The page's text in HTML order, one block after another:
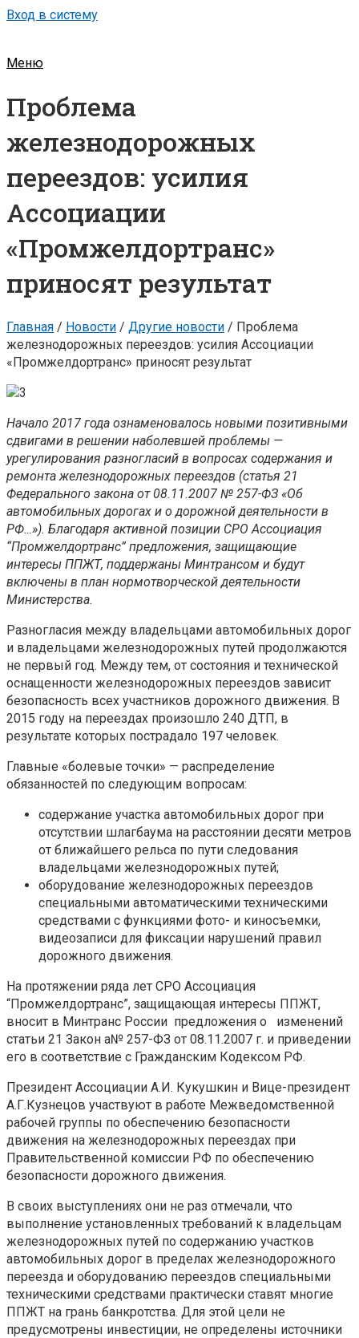
Вход в систему
Меню
Проблема
железнодорожных
переездов: усилия
Ассоциации
«Промжелдортранс»
приносят результат
Главная / Новости / Другие новости / Проблема
железнодорожных переездов: усилия Ассоциации
«Промжелдортранс» приносят результат
Начало 2017 года ознаменовалось новыми позитивными
сдвигами в решении наболевшей проблемы —
урегулирования разногласий в вопросах содержания и
ремонта железнодорожных переездов (статья 21
Федерального закона от 08.11.2007 № 257-ФЗ «Об
автомобильных дорогах и о дорожной деятельности в
РФ…»). Благодаря активной позиции СРО Ассоциация
“Промжелдортранс” предложения, защищающие
интересы ППЖТ, поддержаны Минтрансом и будут
включены в план нормотворческой деятельности
Министерства.
Разногласия между владельцами автомобильных дорог
и владельцами железнодорожных путей продолжаются
не первый год. Между тем, от состояния и технической
оснащенности железнодорожных переездов зависит
безопасность всех участников дорожного движения. В
2015 году на переездах произошло 240 ДТП, в
результате которых пострадало 197 человек.
Главные «болевые точки» — распределение
обязанностей по следующим вопросам:
содержание участка автомобильных дорог при
отсутствии шлагбаума на расстоянии десяти метров
от ближайшего рельса по пути следования
владельцами железнодорожных путей;
оборудование железнодорожных переездов
специальными автоматическими техническими
средствами с функциями фото- и киносъемки,
видеозаписи для фиксации нарушений правил
дорожного движения.
На протяжении ряда лет СРО Ассоциация
“Промжелдортранс”, защищающая интересы ППЖТ,
вносит в Минтранс России предложения о изменений
статьи 21 Закон а№ 257-ФЗ от 08.11.2007 г. и приведении
его в соответствие с Гражданским Кодексом РФ.
Президент Ассоциации А.И. Кукушкин и Вице-президент
А.Г.Кузнецов участвуют в работе Межведомственной
рабочей группы по обеспечению безопасности
движения на железнодорожных переездах при
Правительственной комиссии РФ по обеспечению
безопасности дорожного движения.
В своих выступлениях они не раз отмечали, что
выполнение установленных требований к владельцам
железнодорожных путей по содержанию участков
автомобильных дорог в пределах железнодорожного
переезда и оборудованию переездов специальными
техническими средствами практически ставят многие
ППЖТ на грань банкротства. Для этой цели не
предусмотрены инвестиции, не определены источники